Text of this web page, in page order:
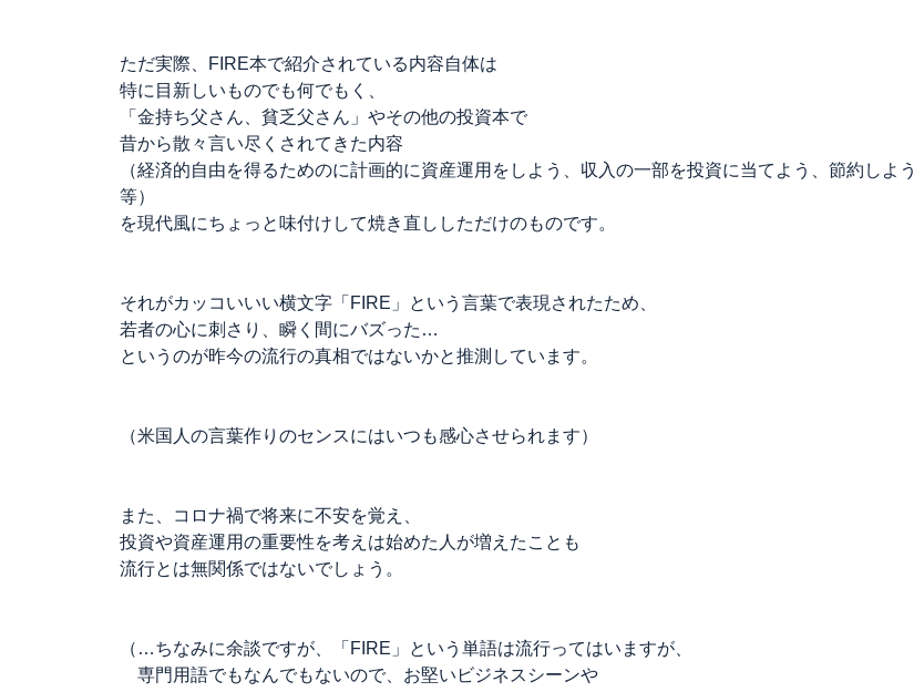
ただ実際、FIRE本で紹介されている内容自体は
特に目新しいものでも何でもく、
「金持ち父さん、貧乏父さん」やその他の投資本で
昔から散々言い尽くされてきた内容
（経済的自由を得るためのに計画的に資産運用をしよう、収入の一部を投資に当てよう、節約しよう
等）
を現代風にちょっと味付けして焼き直ししただけのものです。
それがカッコいいい横文字「FIRE」という言葉で表現されたため、
若者の心に刺さり、瞬く間にバズった…
というのが昨今の流行の真相ではないかと推測しています。
（米国人の言葉作りのセンスにはいつも感心させられます）
また、コロナ禍で将来に不安を覚え、
投資や資産運用の重要性を考えは始めた人が増えたことも
流行とは無関係ではないでしょう。
（…ちなみに余談ですが、「FIRE」という単語は流行ってはいますが、
専門用語でもなんでもないので、お堅いビジネスシーンや